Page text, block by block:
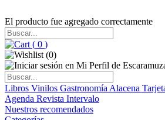
El producto fue agregado correctamente
( 0 )
(0)
Libros Vinilos Gastronomía Alacena
Agenda Revista Intervalo
Nuestros recomendados